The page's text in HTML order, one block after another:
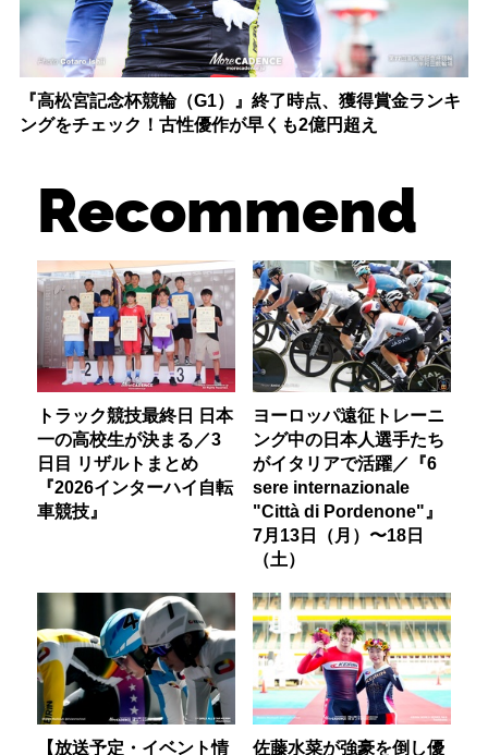
『高松宮記念杯競輪（G1）』終了時点、獲得賞金ランキ
ングをチェック！古性優作が早くも2億円超え
Recommend
トラック競技最終日 日本
一の高校生が決まる／3
日目 リザルトまとめ
『2026インターハイ自転
車競技』
ヨーロッパ遠征トレーニ
ング中の日本人選手たち
がイタリアで活躍／『6
sere internazionale
"Città di Pordenone"』
7月13日（月）〜18日
（土）
【放送予定・イベント情 佐藤水菜が強豪を倒し優